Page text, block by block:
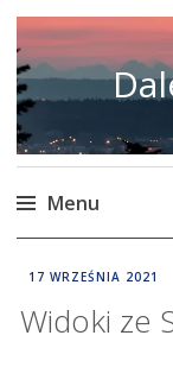
Menu
to
content
17 WRZEŚNIA 2021
Widoki ze